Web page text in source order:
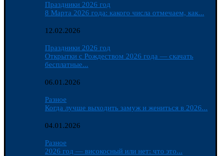
Праздники 2026 год
8 Марта 2026 года: какого числа отмечаем, как...
12.02.2026
Праздники 2026 год
Открытки с Рождеством 2026 года — скачать
бесплатные...
06.01.2026
Разное
Когда лучше выходить замуж и жениться в 2026...
04.01.2026
Разное
2026 год — високосный или нет: что это...